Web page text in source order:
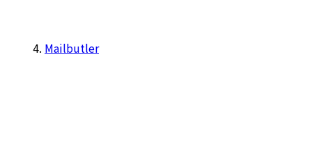
Mailbutler